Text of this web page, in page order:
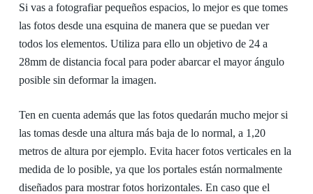
Si vas a fotografiar pequeños espacios, lo mejor es que tomes
las fotos desde una esquina de manera que se puedan ver
todos los elementos. Utiliza para ello un objetivo de 24 a
28mm de distancia focal para poder abarcar el mayor ángulo
posible sin deformar la imagen.
Ten en cuenta además que las fotos quedarán mucho mejor si
las tomas desde una altura más baja de lo normal, a 1,20
metros de altura por ejemplo. Evita hacer fotos verticales en la
medida de lo posible, ya que los portales están normalmente
diseñados para mostrar fotos horizontales. En caso que el